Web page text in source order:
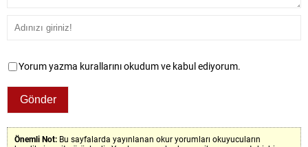
Yorum yazma kurallarını okudum ve kabul ediyorum.
Önemli Not: Bu sayfalarda yayınlanan okur yorumları okuyucuların